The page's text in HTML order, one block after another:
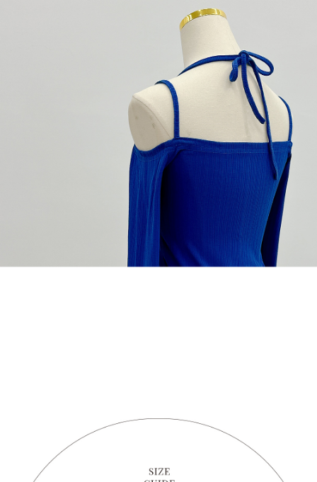
2. Pilihan kaedah pembayaran "Pembayaran Ansuran Gogo", selepas
pesanan ditubuhkan, akan secara automatik dialihkan ke proses
transaksi Gogo, selepas pengesahan nombor telefon, pilih bilangan
ansuran yang diingini, tarikh akhir pembayaran, dan setelah
mengesahkan pembayaran, transaksi akan selesai.
3. Jumlah kelulusan sebenar, bilangan ansuran dan jumlah bayaran
adalah berdasarkan halaman pengesahan transaksi seterusnya.
4. Dalam masa 30 minit selepas pesanan ditubuhkan, jika tidak pergi
untuk mengesahkan transaksi atau jika tidak lulus semakan, pesanan
akan dibatalkan secara automatik. Jika terdapat situasi "pindah untuk
semakan khusus" yang tidak lulus, ini menunjukkan bahawa sistem
penilaian tidak mencukupi, tiada penjelasan mengenai kandungan
【Penerangan Kaedah Pembayaran】
1. Pembayaran ansuran tidak digabungkan dalam bil telekomunikasi,
"Pembayaran Ansuran Gogo" akan menghantar SMS peringatan
pembayaran selepas tarikh penyelesaian bulanan.
2. Melalui pautan SMS untuk membuka bil, anda boleh memilih untuk
membayar melalui "Kod bar kedai serbaneka / Kedai rasmi Taiwan
Mobile / Pemindahan bank / Pembayaran J街口 / iPASS MONEY" dan
pengumpulan, pemprosesan dan penggunaan, untuk pengesahan,
semakan dan pembetulan data yang diperlukan untuk bil ansuran oleh
Taiwan Mobile.
3. Sila baca syarat perkhidmatan pengguna secara lengkap melalui
pautan berikut: https://oppay.tw/userRule
peribadi yang disenaraikan seperti di atas akan dikumpul dan digunakan
oleh AFTEE, sila jangan gunakan perkhidmatan ini.